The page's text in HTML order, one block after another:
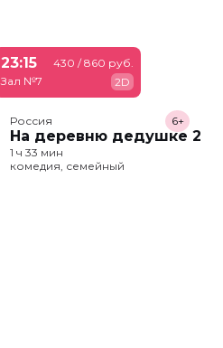
23:15
Зал №7
430 / 860 руб.
2D
Россия
На деревню дедушке 2
6+
1 ч 33 мин
комедия, семейный